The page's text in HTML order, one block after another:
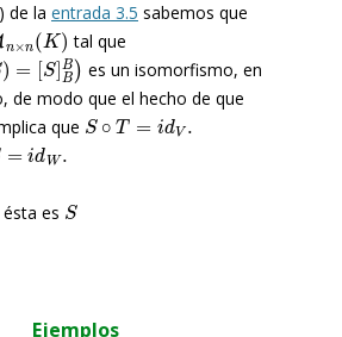
de la entrada 3.5 sabemos que
)
tal que
]BB)
es un isomorfismo, en
de modo que el hecho de que
que
S∘T=i dV.
idW.
es
S
Ejemplos